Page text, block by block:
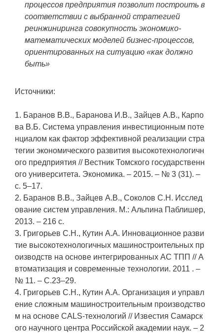
процессов предприятия позволит построить в
соответствии с выбранной стратегией
реинжиниринга совокупность экономико-
математических моделей бизнес-процессов,
ориентированных на ситуацию «как должно
быть»
Источники:
1. Баранов В.В., Баранова И.В., Зайцев А.В., Карпо
ва В.Б. Система управления инвестиционным поте
нциалом как фактор эффективной реализации стра
тегии экономического развития высокотехнологичн
ого предприятия // Вестник Томского государственн
ого университета. Экономика. – 2015. – № 3 (31). –
с. 5–17.
2. Баранов В.В., Зайцев А.В., Соколов С.Н. Исслед
ование систем управления. М.: Альпина Паблишер,
2013. – 216 с.
3. Григорьев С.Н., Кутин А.А. Инновационное разви
тие высокотехнологичных машиностроительных пр
оизводств на основе интегрированных АС ТПП // А
втоматизация и современные технологии. 2011 . –
№ 11. – С.23–29.
4. Григорьев С.Н., Кутин А.А. Организация и управл
ение сложным машиностроительным производство
м на основе CALS-технологий // Известия Самарск
ого научного центра Российской академии наук. – 2